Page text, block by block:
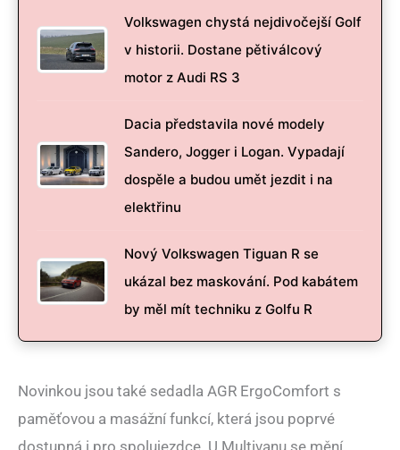
Volkswagen chystá nejdivočejší Golf
v historii. Dostane pětiválcový
motor z Audi RS 3
Dacia představila nové modely
Sandero, Jogger i Logan. Vypadají
dospěle a budou umět jezdit i na
elektřinu
Nový Volkswagen Tiguan R se
ukázal bez maskování. Pod kabátem
by měl mít techniku z Golfu R
Novinkou jsou také sedadla AGR ErgoComfort s
paměťovou a masážní funkcí, která jsou poprvé
dostupná i pro spolujezdce. U Multivanu se mění